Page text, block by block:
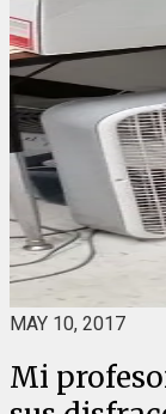
MAY 10, 2017
Mi